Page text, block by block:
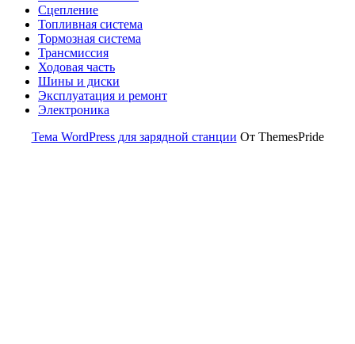
Сцепление
Топливная система
Тормозная система
Трансмиссия
Ходовая часть
Шины и диски
Эксплуатация и ремонт
Электроника
Тема WordPress для зарядной станции От ThemesPride